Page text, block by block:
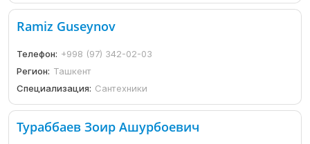
Ramiz Guseynov
Телефон: +998 (97) 342-02-03
Регион: Ташкент
Специализация: Сантехники
Тураббаев Зоир Ашурбоевич